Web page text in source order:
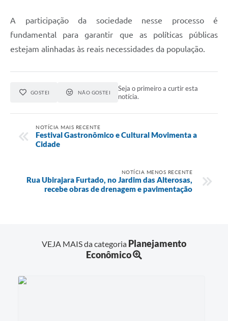
A participação da sociedade nesse processo é
fundamental para garantir que as políticas públicas
estejam alinhadas às reais necessidades da população.
GOSTEI NÃO GOSTEI
Seja o primeiro a curtir esta
notícia.
NOTÍCIA MAIS RECENTE
Festival Gastronômico e Cultural Movimenta a
Cidade
NOTÍCIA MENOS RECENTE
Rua Ubirajara Furtado, no Jardim das Alterosas,
recebe obras de drenagem e pavimentação
VEJA MAIS da categoria Planejamento
Econômico